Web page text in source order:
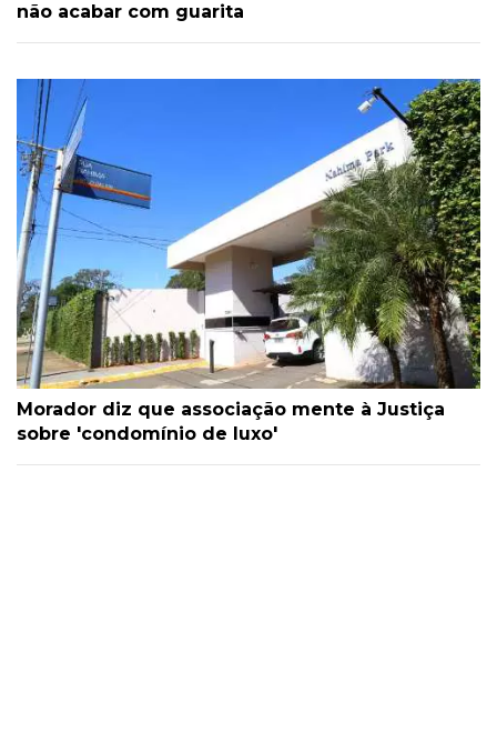
não acabar com guarita
Morador diz que associação mente à Justiça
sobre 'condomínio de luxo'